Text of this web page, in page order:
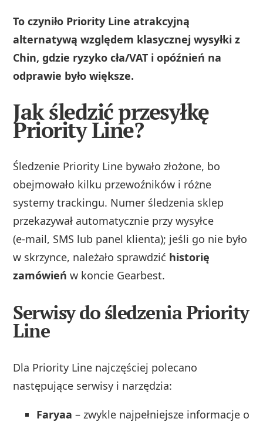
To czyniło Priority Line atrakcyjną
alternatywą względem klasycznej wysyłki z
Chin, gdzie ryzyko cła/VAT i opóźnień na
odprawie było większe.
Jak śledzić przesyłkę
Priority Line?
Śledzenie Priority Line bywało złożone, bo
obejmowało kilku przewoźników i różne
systemy trackingu. Numer śledzenia sklep
przekazywał automatycznie przy wysyłce
(e‑mail, SMS lub panel klienta); jeśli go nie było
w skrzynce, należało sprawdzić historię
zamówień w koncie Gearbest.
Serwisy do śledzenia Priority
Line
Dla Priority Line najczęściej polecano
następujące serwisy i narzędzia:
Faryaa – zwykle najpełniejsze informacje o